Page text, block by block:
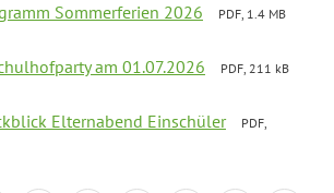
Sommerferien 2026
PDF, 1.4 MB
am 01.07.2026
PDF, 211 kB
Elternabend Einschüler
PDF,